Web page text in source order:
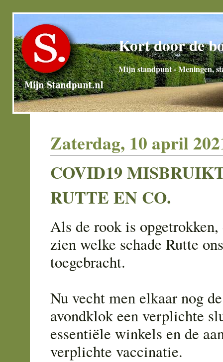
Kort door de
Mijn standpunt - Meningen,
Zaterdag, 10 april
COVID19
RUTTE EN CO.
Als de rook is
zien welke schade Rutte
toegebracht.
Nu vecht men elkaar nog
avondklok een verplichte
essentiële winkels en de
verplichte vaccinatie.